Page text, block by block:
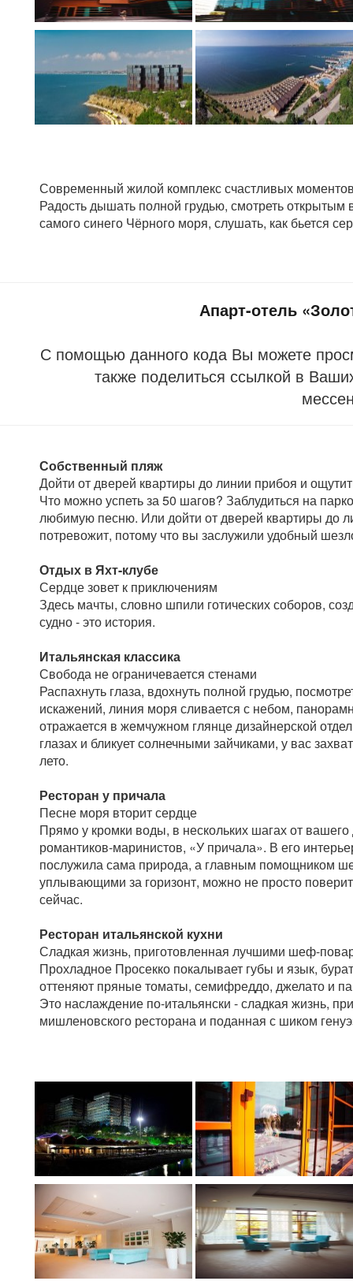
Современный жилой комплекс счастливых
Радость дышать полной грудью, смотреть открытым
самого синего Чёрного моря, слушать, как бьется
Апарт-отель
С помощью данного кода Вы можете
также поделиться ссылкой в
Собственный пляж
Дойти от дверей квартиры до линии прибоя и
Что можно успеть за 50 шагов? Заблудиться на
любимую песню. Или дойти от дверей квартиры до
потревожит, потому что вы заслужили удобный
Отдых в Яхт-клубе
Сердце зовет к приключениям
Здесь мачты, словно шпили готических соборов,
судно - это история.
Итальянская классика
Свобода не ограничевается стенами
Распахнуть глаза, вдохнуть полной грудью,
искажений, линия моря сливается с небом,
отражается в жемчужном глянце дизайнерской
глазах и бликует солнечными зайчиками, у вас
лето.
Ресторан у причала
Песне моря вторит сердце
Прямо у кромки воды, в нескольких шагах от
романтиков-маринистов, «У причала». В его
послужила сама природа, а главным помощником
уплывающими за горизонт, можно не просто
сейчас.
Ресторан итальянской кухни
Сладкая жизнь, приготовленная лучшими шеф-
Прохладное Просекко покалывает губы и язык,
оттеняют пряные томаты, семифреддо, джелато и
Это наслаждение по-итальянски - сладкая жизнь,
мишленовского ресторана и поданная с шиком